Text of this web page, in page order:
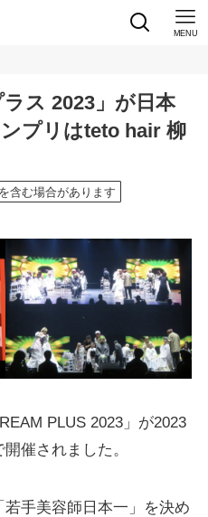
MENU
ス 2023」が日本
プリはteto hair 柳
含む場合があります
PLUS 2023」が2023
催されました。
手美容師日本一」を決め